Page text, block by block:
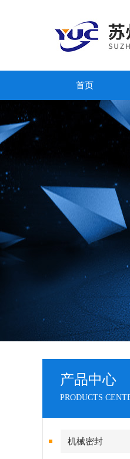
首页
产品中心
PRODUCTS
机械密封